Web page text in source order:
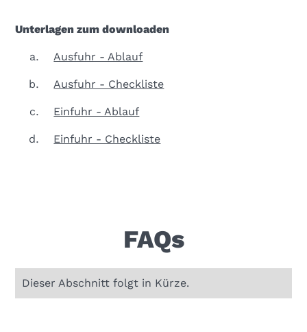
Unterlagen zum downloaden
Ausfuhr - Ablauf
Ausfuhr - Checkliste
Einfuhr - Ablauf
Einfuhr - Checkliste
FAQs
Dieser Abschnitt folgt in Kürze.